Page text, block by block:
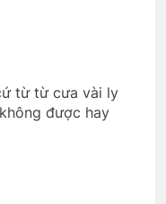
CÙNG
từ từ cưa vài ly
được hay